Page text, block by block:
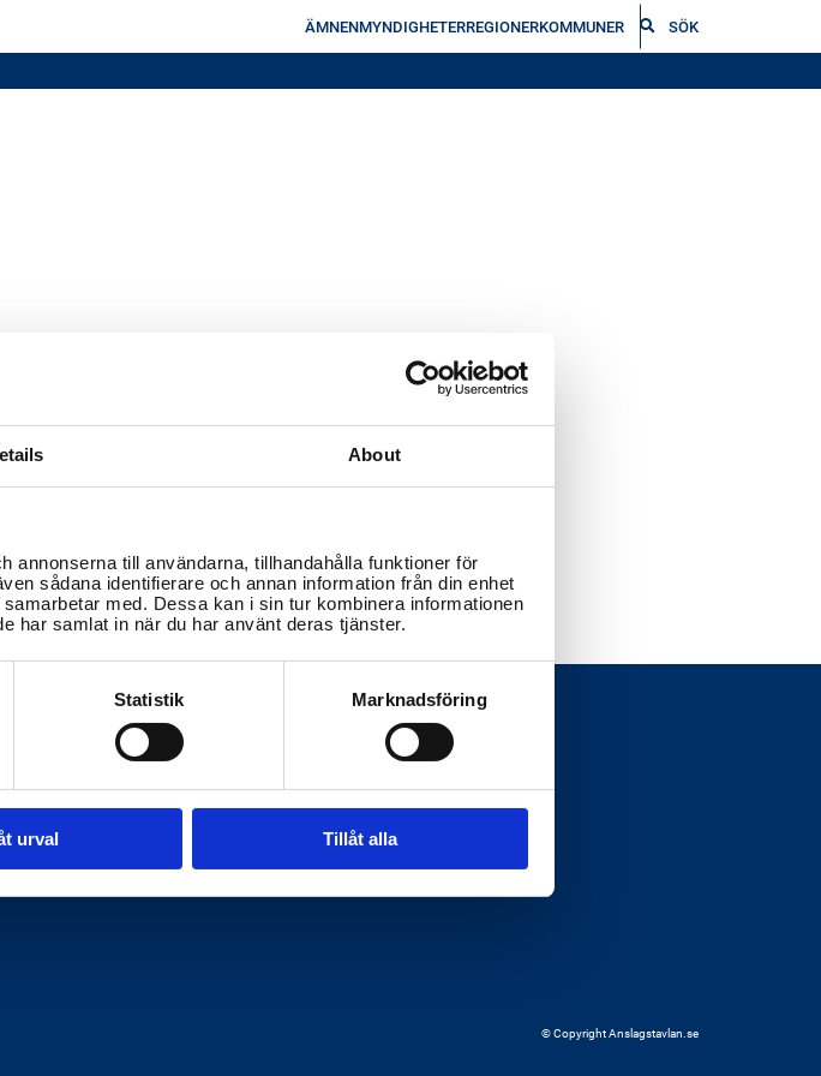
About
annonserna till användarna, tillhandahålla funktioner för
sådana identifierare och annan information från din enhet
med. Dessa kan i sin tur kombinera informationen
har samlat in när du har använt deras tjänster.
Statistik Marknadsföring
urval Tillåt alla
ÄMNENMYNDIGHETERREGIONERKOMMUNER SÖK
© Copyright Anslagstavlan.se